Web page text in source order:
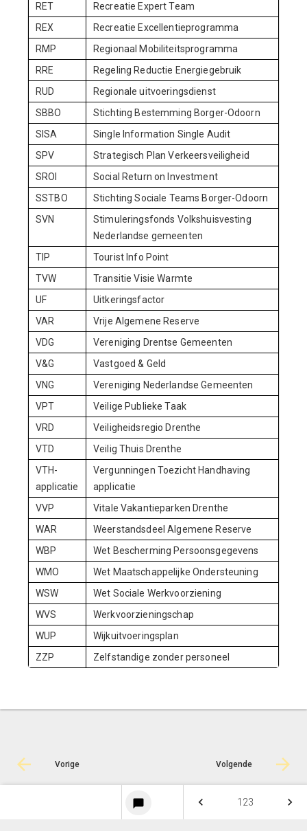
RET
Recreatie Expert Team
REX
Recreatie Excellentieprogramma
RMP
Regionaal Mobiliteitsprogramma
RRE
Regeling Reductie Energiegebruik
RUD
Regionale uitvoeringsdienst
SBBO
Stichting Bestemming Borger-Odoorn
SISA
Single Information Single Audit
SPV
Strategisch Plan Verkeersveiligheid
SROI
Social Return on Investment
SSTBO
Stichting Sociale Teams Borger-Odoorn
SVN
Stimuleringsfonds Volkshuisvesting
Nederlandse gemeenten
TIP
Tourist Info Point
TVW
Transitie Visie Warmte
UF
Uitkeringsfactor
VAR
Vrije Algemene Reserve
VDG
Vereniging Drentse Gemeenten
V&G
Vastgoed & Geld
VNG
Vereniging Nederlandse Gemeenten
VPT
Veilige Publieke Taak
VRD
Veiligheidsregio Drenthe
VTD
Veilig Thuis Drenthe
VTH-
applicatie
Vergunningen Toezicht Handhaving
applicatie
VVP
Vitale Vakantieparken Drenthe
WAR
Weerstandsdeel Algemene Reserve
WBP
Wet Bescherming Persoonsgegevens
WMO
Wet Maatschappelijke Ondersteuning
WSW
Wet Sociale Werkvoorziening
WVS
Werkvoorzieningschap
WUP
Wijkuitvoeringsplan
ZZP
Zelfstandige zonder personeel
Vorige Volgende
Privacy statement Sitemap
chat_bubble keyboard_arrow_left 123 keyboard_arrow_right